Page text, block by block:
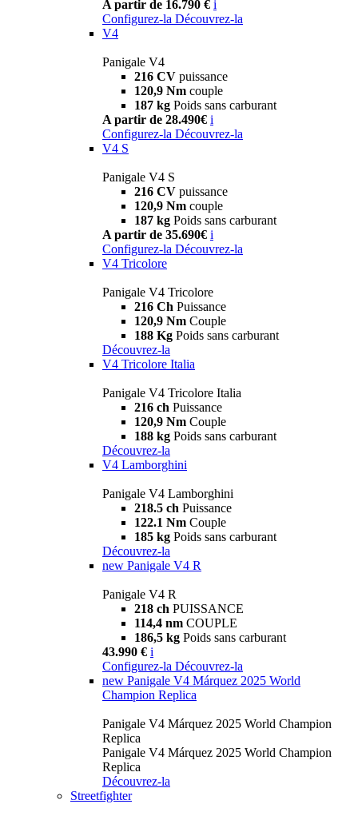
A partir de 16.790 € i
Configurez-la Découvrez-la
V4
Panigale V4
216 CV puissance
120,9 Nm couple
187 kg Poids sans carburant
A partir de 28.490€ i
Configurez-la Découvrez-la
V4 S
Panigale V4 S
216 CV puissance
120,9 Nm couple
187 kg Poids sans carburant
A partir de 35.690€ i
Configurez-la Découvrez-la
V4 Tricolore
Panigale V4 Tricolore
216 Ch Puissance
120,9 Nm Couple
188 Kg Poids sans carburant
Découvrez-la
V4 Tricolore Italia
Panigale V4 Tricolore Italia
216 ch Puissance
120,9 Nm Couple
188 kg Poids sans carburant
Découvrez-la
V4 Lamborghini
Panigale V4 Lamborghini
218.5 ch Puissance
122.1 Nm Couple
185 kg Poids sans carburant
Découvrez-la
new Panigale V4 R
Panigale V4 R
218 ch PUISSANCE
114,4 nm COUPLE
186,5 kg Poids sans carburant
43.990 € i
Configurez-la Découvrez-la
new Panigale V4 Márquez 2025 World
Champion Replica
Panigale V4 Márquez 2025 World Champion
Replica
Panigale V4 Márquez 2025 World Champion
Replica
Découvrez-la
Streetfighter